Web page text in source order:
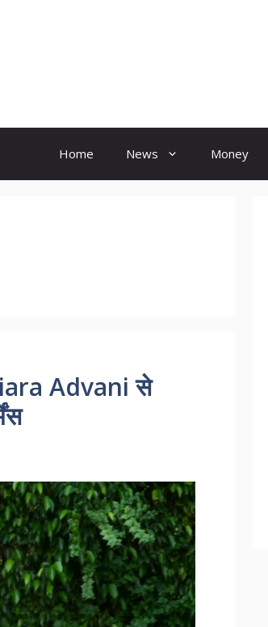
Home News Money
Advani से